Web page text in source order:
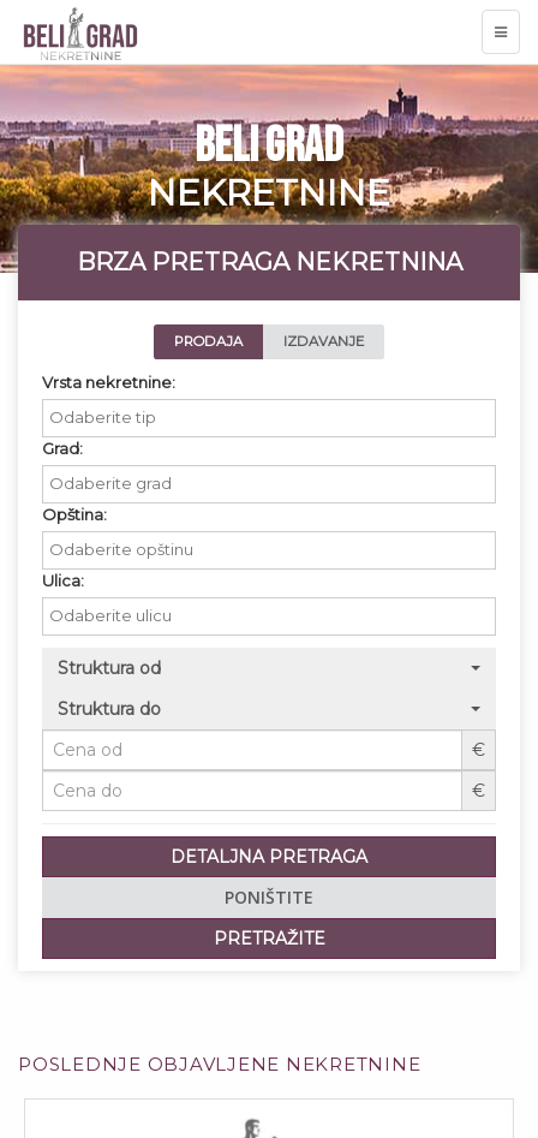
BELI GRAD
NEKRETNINE
BRZA PRETRAGA NEKRETNINA
PRODAJA IZDAVANJE
Vrsta nekretnine:
Grad:
Opština:
Ulica:
Struktura od
Struktura do
€
€
DETALJNA PRETRAGA
PONIŠTITE
PRETRAŽITE
POSLEDNJE OBJAVLJENE NEKRETNINE